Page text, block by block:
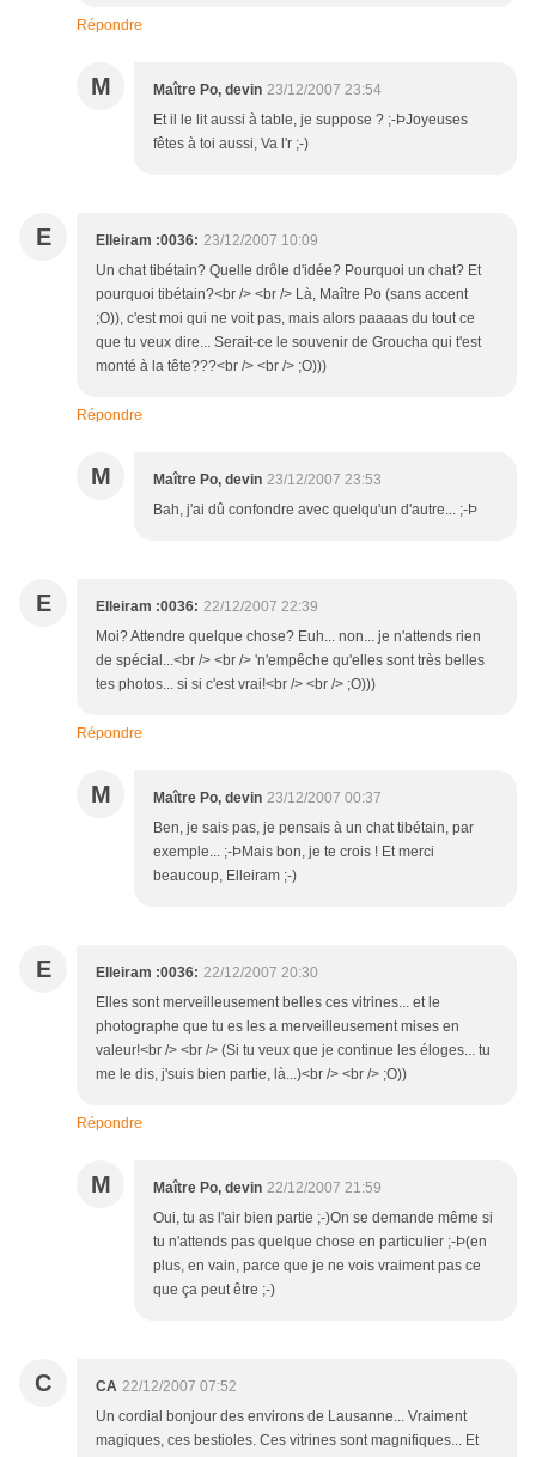
Répondre
M Maître Po, devin 23/12/2007 23:54
Et il le lit aussi à table, je suppose ? ;-ÞJoyeuses
fêtes à toi aussi, Va l'r ;-)
E Elleiram :0036: 23/12/2007 10:09
Un chat tibétain? Quelle drôle d'idée? Pourquoi un chat? Et
pourquoi tibétain?<br /> <br /> Là, Maître Po (sans accent
;O)), c'est moi qui ne voit pas, mais alors paaaas du tout ce
que tu veux dire... Serait-ce le souvenir de Groucha qui t'est
monté à la tête???<br /> <br /> ;O)))
Répondre
M Maître Po, devin 23/12/2007 23:53
Bah, j'ai dû confondre avec quelqu'un d'autre... ;-Þ
E Elleiram :0036: 22/12/2007 22:39
Moi? Attendre quelque chose? Euh... non... je n'attends rien
de spécial...<br /> <br /> 'n'empêche qu'elles sont très belles
tes photos... si si c'est vrai!<br /> <br /> ;O)))
Répondre
M Maître Po, devin 23/12/2007 00:37
Ben, je sais pas, je pensais à un chat tibétain, par
exemple... ;-ÞMais bon, je te crois ! Et merci
beaucoup, Elleiram ;-)
E Elleiram :0036: 22/12/2007 20:30
Elles sont merveilleusement belles ces vitrines... et le
photographe que tu es les a merveilleusement mises en
valeur!<br /> <br /> (Si tu veux que je continue les éloges... tu
me le dis, j'suis bien partie, là...)<br /> <br /> ;O))
Répondre
M Maître Po, devin 22/12/2007 21:59
Oui, tu as l'air bien partie ;-)On se demande même si
tu n'attends pas quelque chose en particulier ;-Þ(en
plus, en vain, parce que je ne vois vraiment pas ce
que ça peut être ;-)
C CA 22/12/2007 07:52
Un cordial bonjour des environs de Lausanne... Vraiment
magiques, ces bestioles. Ces vitrines sont magnifiques... Et